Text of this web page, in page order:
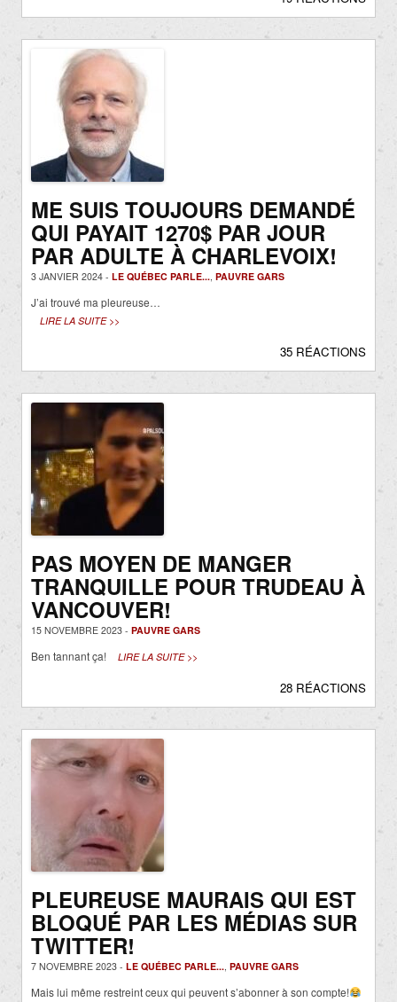
ME SUIS TOUJOURS DEMANDÉ
QUI PAYAIT 1270$ PAR JOUR
PAR ADULTE À CHARLEVOIX!
3 JANVIER 2024 - LE QUÉBEC PARLE..., PAUVRE GARS
J’ai trouvé ma pleureuse…
LIRE LA SUITE >>
35 RÉACTIONS
PAS MOYEN DE MANGER
TRANQUILLE POUR TRUDEAU À
VANCOUVER!
15 NOVEMBRE 2023 - PAUVRE GARS
Ben tannant ça! LIRE LA SUITE >>
28 RÉACTIONS
PLEUREUSE MAURAIS QUI EST
BLOQUÉ PAR LES MÉDIAS SUR
TWITTER!
7 NOVEMBRE 2023 - LE QUÉBEC PARLE..., PAUVRE GARS
Mais lui même restreint ceux qui peuvent s’abonner à son compte!